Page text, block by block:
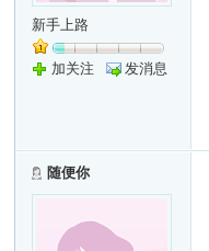
新手上路
加关注 发消息
随便你